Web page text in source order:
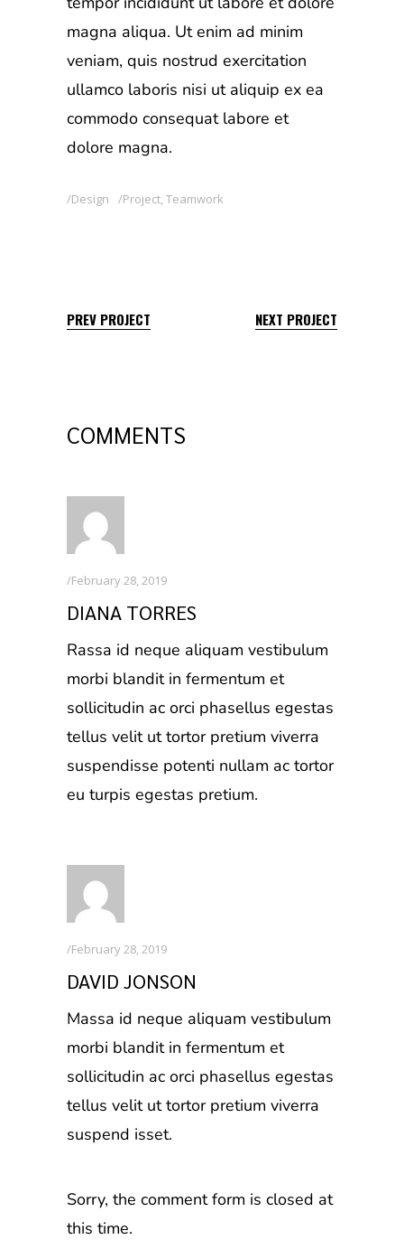
magna aliqua. Ut enim ad minim
veniam, quis nostrud exercitation
ullamco laboris nisi ut aliquip ex ea
commodo consequat labore et
dolore magna.
Design Project, Teamwork
PREV PROJECT NEXT PROJECT
COMMENTS
February 28, 2019
DIANA TORRES
Rassa id neque aliquam vestibulum
morbi blandit in fermentum et
sollicitudin ac orci phasellus egestas
tellus velit ut tortor pretium viverra
suspendisse potenti nullam ac tortor
eu turpis egestas pretium.
February 28, 2019
DAVID JONSON
Massa id neque aliquam vestibulum
morbi blandit in fermentum et
sollicitudin ac orci phasellus egestas
tellus velit ut tortor pretium viverra
suspend isset.
Sorry, the comment form is closed at
this time.